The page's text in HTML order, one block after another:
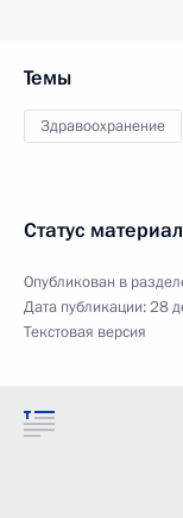
Темы
Здравоохранение
Статус
Опубликован в
Дата публикации:28
Текстовая версия